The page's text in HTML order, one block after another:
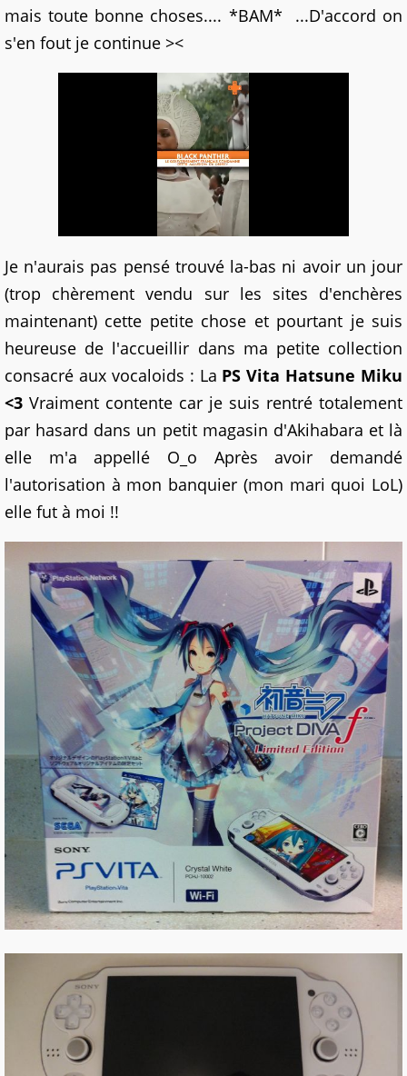
mais toute bonne choses.... *BAM* ...D'accord on
s'en fout je continue ><
Je n'aurais pas pensé trouvé la-bas ni avoir un jour
(trop chèrement vendu sur les sites d'enchères
maintenant) cette petite chose et pourtant je suis
heureuse de l'accueillir dans ma petite collection
consacré aux vocaloids : La PS Vita Hatsune Miku
<3 Vraiment contente car je suis rentré totalement
par hasard dans un petit magasin d'Akihabara et là
elle m'a appellé O_o Après avoir demandé
l'autorisation à mon banquier (mon mari quoi LoL)
elle fut à moi !!